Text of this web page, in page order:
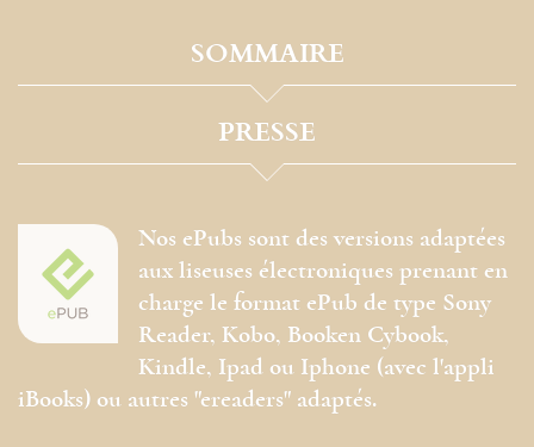
SOMMAIRE
PRESSE
Nos ePubs sont des versions adaptées
aux liseuses électroniques prenant en
charge le format ePub de type Sony
Reader, Kobo, Booken Cybook,
Kindle, Ipad ou Iphone (avec l'appli
iBooks) ou autres "ereaders" adaptés.